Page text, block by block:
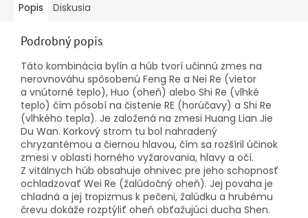
Popis Diskusia
Podrobný popis
Táto kombinácia bylín a húb tvorí učinnú zmes na
nerovnováhu spôsobenú Feng Re a Nei Re (vietor
a vnútorné teplo), Huo (oheň) alebo Shi Re (vlhké
teplo) čím pôsobí na čistenie RE (horúčavy) a Shi Re
(vlhkého tepla). Je založená na zmesi Huang Lian Jie
Du Wan. Korkový strom tu bol nahradený
chryzantémou a čiernou hlavou, čím sa rozšíril účinok
zmesi v oblasti horného vyžarovania, hlavy a očí.
Z vitálnych húb obsahuje ohnivec pre jeho schopnosť
ochladzovať Wei Re (žalúdočný oheň). Jej povaha je
chladná a jej tropizmus k pečeni, žalúdku a hrubému
črevu dokáže rozptýliť oheň obťažujúci ducha Shen.